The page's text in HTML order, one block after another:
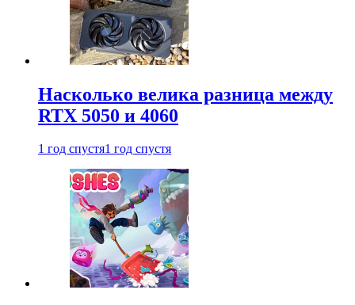
Насколько велика разница между
RTX 5050 и 4060
1 год спустя1 год спустя